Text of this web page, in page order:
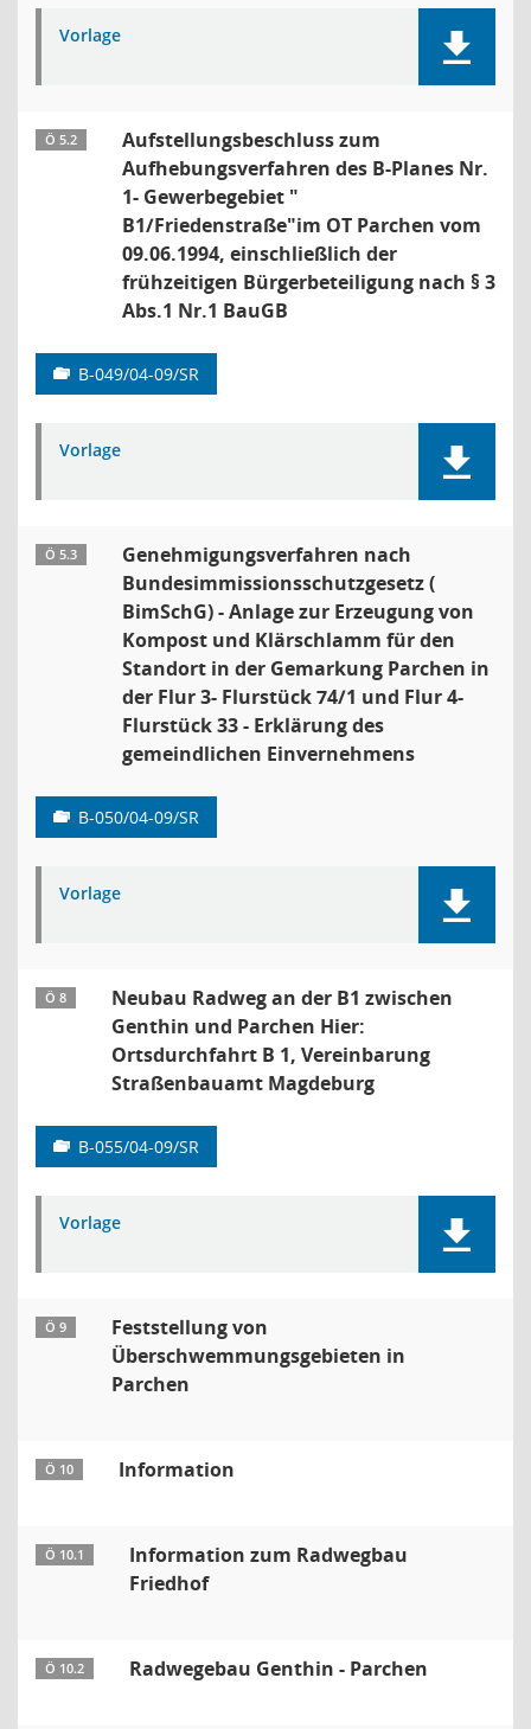
Vorlage
Ö 5.2
Aufstellungsbeschluss zum
Aufhebungsverfahren des B-Planes Nr.
1- Gewerbegebiet "
B1/Friedenstraße"im OT Parchen vom
09.06.1994, einschließlich der
frühzeitigen Bürgerbeteiligung nach § 3
Abs.1 Nr.1 BauGB
B-049/04-09/SR
Vorlage
Ö 5.3
Genehmigungsverfahren nach
Bundesimmissionsschutzgesetz (
BimSchG) - Anlage zur Erzeugung von
Kompost und Klärschlamm für den
Standort in der Gemarkung Parchen in
der Flur 3- Flurstück 74/1 und Flur 4-
Flurstück 33 - Erklärung des
gemeindlichen Einvernehmens
B-050/04-09/SR
Vorlage
Ö 8
Neubau Radweg an der B1 zwischen
Genthin und Parchen Hier:
Ortsdurchfahrt B 1, Vereinbarung
Straßenbauamt Magdeburg
B-055/04-09/SR
Vorlage
Ö 9
Feststellung von
Überschwemmungsgebieten in
Parchen
Ö 10 Information
Ö 10.1
Information zum Radwegbau
Friedhof
Ö 10.2 Radwegebau Genthin - Parchen